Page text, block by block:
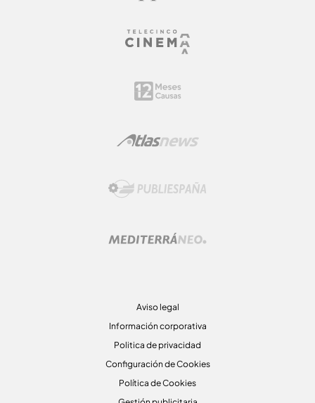
Aviso legal
Información corporativa
Politica de privacidad
Configuración de Cookies
Política de Cookies